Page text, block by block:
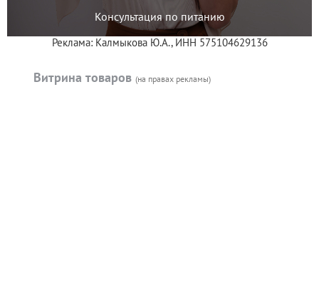
Консультация по питанию
Реклама: Калмыкова Ю.А., ИНН 575104629136
Витрина товаров (на правах рекламы)